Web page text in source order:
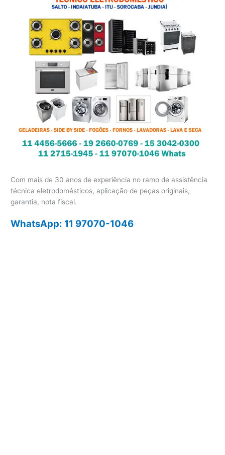
Com mais de 30 anos de experiência no ramo de assistência
técnica eletrodomésticos, aplicação de peças originais,
garantia, nota fiscal.
WhatsApp: 11 97070-1046